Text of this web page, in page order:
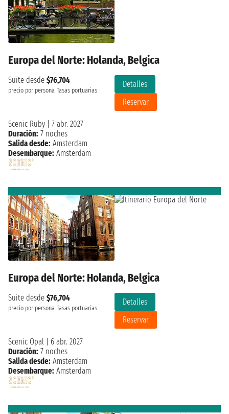
Europa del Norte: Holanda, Belgica
Suite desde $76,704
precio por persona Tasas portuarias
Detalles
Reservar
Scenic Ruby
7 abr. 2027
Duración: 7 noches
Salida desde: Amsterdam
Desembarque: Amsterdam
Europa del Norte: Holanda, Belgica
Suite desde $76,704
precio por persona Tasas portuarias
Detalles
Reservar
Scenic Opal
6 abr. 2027
Duración: 7 noches
Salida desde: Amsterdam
Desembarque: Amsterdam